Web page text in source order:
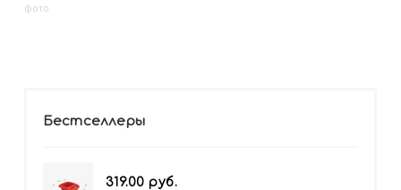
фото
Бестселлеры
319.00 руб.